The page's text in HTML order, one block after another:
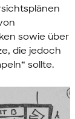
sowie über
die jedoch
sollte.